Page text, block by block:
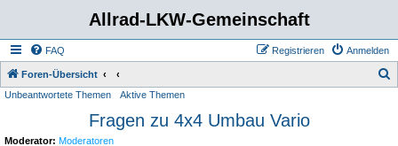
Allrad-LKW-Gemeinschaft
FAQ Anmelden
Registrieren
Foren-Übersicht
Unbeantwortete Themen Aktive Themen
Fragen zu 4x4 Umbau Vario
Moderator: Moderatoren